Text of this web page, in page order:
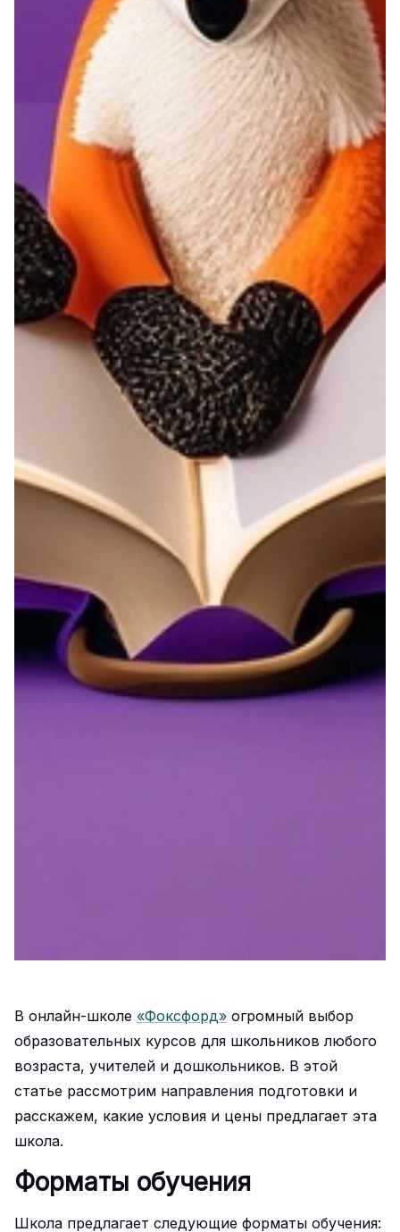
В онлайн-школе «Фоксфорд» огромный выбор
образовательных курсов для школьников любого
возраста, учителей и дошкольников. В этой
статье рассмотрим направления подготовки и
расскажем, какие условия и цены предлагает эта
школа.
Форматы обучения
Школа предлагает следующие форматы обучения: